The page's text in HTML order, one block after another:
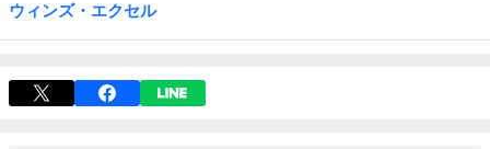
ウィンズ・エクセル